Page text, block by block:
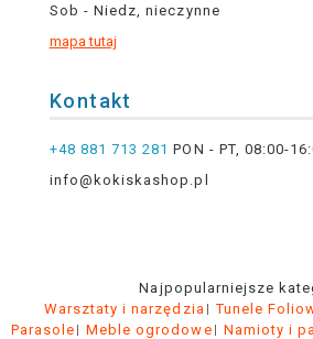
Sob - Niedz, nieczynne
mapa tutaj
Kontakt
+48 881 713 281 PON - PT, 08:00-
info@kokiskashop.pl
Najpopularniejsze
Warsztaty i narzędzia
Tunele
Parasole
Meble ogrodowe Namioty i